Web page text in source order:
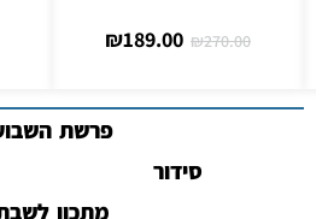
₪270.00
₪189.00
פרשת
סידור
מתכון